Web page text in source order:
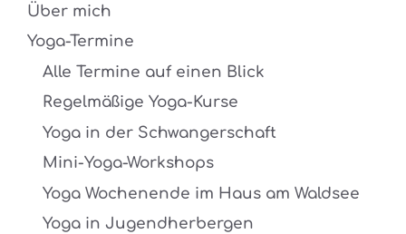
Über mich
Yoga-Termine
Alle Termine auf einen Blick
Regelmäßige Yoga-Kurse
Yoga in der Schwangerschaft
Mini-Yoga-Workshops
Yoga Wochenende im Haus am Waldsee
Yoga in Jugendherbergen